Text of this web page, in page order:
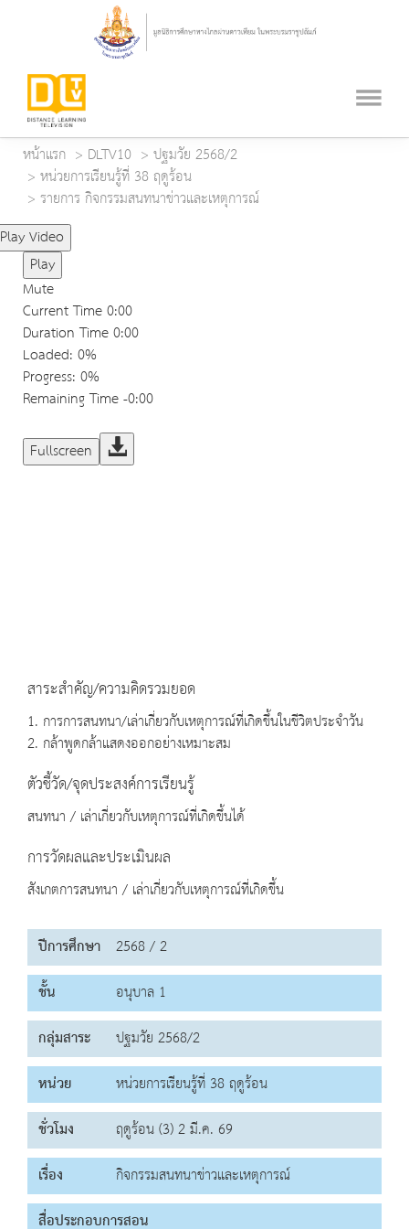
หน้าแรก DLTV10
ปฐมวัย 2568/2
หน่วยการเรียนรู้ที่ 38 ฤดูร้อน
รายการ กิจกรรมสนทนาข่าวและเหตุการณ์
Play Video
Play
Mute
Current Time0:00
Duration Time0:00
Loaded: 0%
Progress: 0%
Remaining Time-0:00
Fullscreen
สาระสำคัญ/ความคิดรวมยอด
1. การการสนทนา/เล่าเกี่ยวกับเหตุการณ์ที่เกิดขึ้นในชีวิตประจำวัน
2. กล้าพูดกล้าแสดงออกอย่างเหมาะสม
ตัวชี้วัด/จุดประสงค์การเรียนรู้
สนทนา / เล่าเกี่ยวกับเหตุการณ์ที่เกิดขึ้นได้
การวัดผลและประเมินผล
สังเกตการสนทนา / เล่าเกี่ยวกับเหตุการณ์ที่เกิดขึ้น
ปีการศึกษา 2568 / 2
ชั้น
อนุบาล 1
กลุ่มสาระ
ปฐมวัย 2568/2
หน่วย
หน่วยการเรียนรู้ที่ 38 ฤดูร้อน
ชั่วโมง
ฤดูร้อน (3) 2 มี.ค. 69
เรื่อง
กิจกรรมสนทนาข่าวและเหตุการณ์
สื่อประกอบการสอน